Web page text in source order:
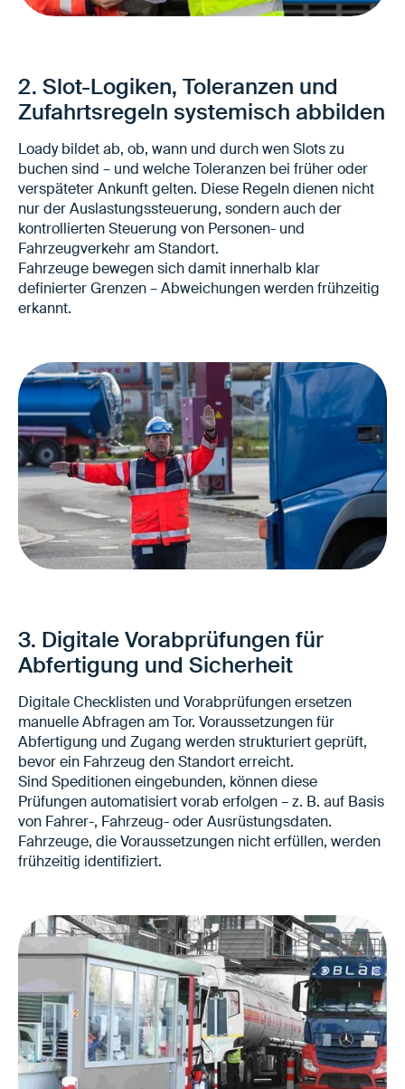
Geordnete Zufahrten innerhalb definierter
Zeitfenster
Planbare Abfertigung auch bei reduzierter
2. Slot-Logiken, Toleranzen und
Zufahrtsregeln systemisch abbilden
Loady bildet ab, ob, wann und durch wen Slots zu
buchen sind – und welche Toleranzen bei früher oder
verspäteter Ankunft gelten. Diese Regeln dienen nicht
nur der Auslastungssteuerung, sondern auch der
kontrollierten Steuerung von Personen- und
Fahrzeugverkehr am Standort.
Fahrzeuge bewegen sich damit innerhalb klar
definierter Grenzen – Abweichungen werden frühzeitig
erkannt.
Bessere Steuerung von Rampen- und
Zufahrtsauslastung
Weniger sicherheitsrelevante Sonderfälle
3. Digitale Vorabprüfungen für
Abfertigung und Sicherheit
Digitale Checklisten und Vorabprüfungen ersetzen
manuelle Abfragen am Tor. Voraussetzungen für
Abfertigung und Zugang werden strukturiert geprüft,
bevor ein Fahrzeug den Standort erreicht.
Sind Speditionen eingebunden, können diese
Prüfungen automatisiert vorab erfolgen – z. B. auf Basis
von Fahrer-, Fahrzeug- oder Ausrüstungsdaten.
Fahrzeuge, die Voraussetzungen nicht erfüllen, werden
frühzeitig identifiziert.